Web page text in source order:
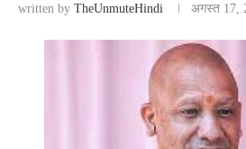
written by TheUnmuteHindi अगस्त 17,